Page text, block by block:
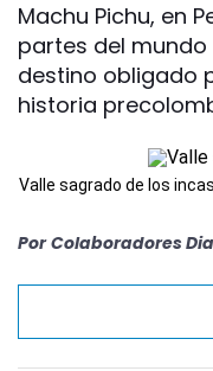
Machu Pichu, en
partes del
destino obligado
historia
Valle sagrado de los incas
Por Colaboradores